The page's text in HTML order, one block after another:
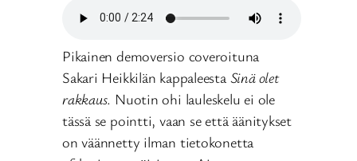
Pikainen demoversio coveroituna
Sakari Heikkilän kappaleesta Sinä olet
rakkaus. Nuotin ohi lauleskelu ei ole
tässä se pointti, vaan se että äänitykset
on väännetty ilman tietokonetta